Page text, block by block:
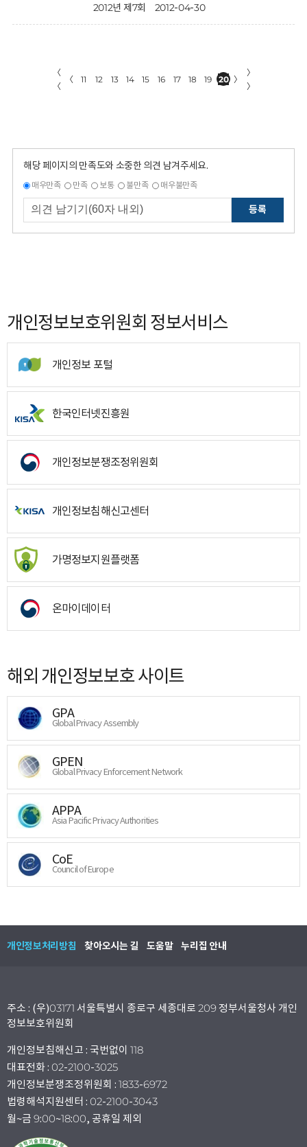
2012년 제7회 2012-04-30
〈
〈
〈 11 12 13 14 15 16 17 18 19 20 〉
〉
〉
해당 페이지의 만족도와 소중한 의견 남겨주세요.
매우만족 만족 보통 불만족 매우불만족
등록
개인정보보호위원회 정보서비스
개인정보 포털
한국인터넷진흥원
개인정보분쟁조정위원회
개인정보침해신고센터
가명정보지원플랫폼
온마이데이터
해외 개인정보보호 사이트
GPA
Global Privacy Assembly
GPEN
Global Privacy Enforcement Network
APPA
Asia Pacific Privacy Authorities
CoE
Council of Europe
개인정보처리방침 찾아오시는 길 도움말 누리집 안내
주소 : (우)03171 서울특별시 종로구 세종대로 209 정부서울청사 개인
정보보호위원회
개인정보침해신고 : 국번없이 118
대표전화 : 02-2100-3025
개인정보분쟁조정위원회 : 1833-6972
법령해석지원센터 : 02-2100-3043
월~금 9:00~18:00, 공휴일 제외